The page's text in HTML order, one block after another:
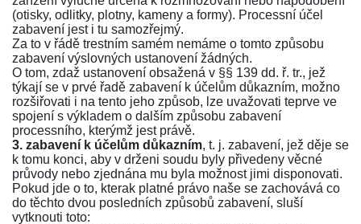
(otisky, odlitky, plotny, kameny a formy). Processní účel
zabavení jest i tu samozřejmý.
Za to v řádě trestním samém nemáme o tomto způsobu
zabavení výslovných ustanovení žádných.
O tom, zdaž ustanovení obsažená v §§ 139 dd. ř. tr., jež
týkají se v prvé řadě zabavení k účelům důkazním, možno
rozšiřovati i na tento jeho způsob, lze uvažovati teprve ve
spojení s výkladem o dalším způsobu zabavení
processního, kterýmž jest právě.
3. zabavení k účelům důkazním, t. j. zabavení, jež děje se
k tomu konci, aby v drženi soudu byly přivedeny věcné
průvody nebo zjednána mu byla možnost jimi disponovati.
Pokud jde o to, kterak platné právo naše se zachovává co
do těchto dvou posledních způsobů zabavení, sluší
vytknouti toto: